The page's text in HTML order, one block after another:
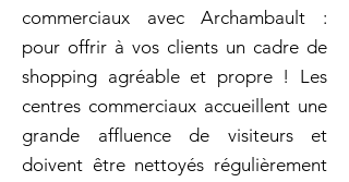
commerciaux avec Archambault :
pour offrir à vos clients un cadre de
shopping agréable et propre ! Les
centres commerciaux accueillent une
grande affluence de visiteurs et
doivent être nettoyés régulièrement